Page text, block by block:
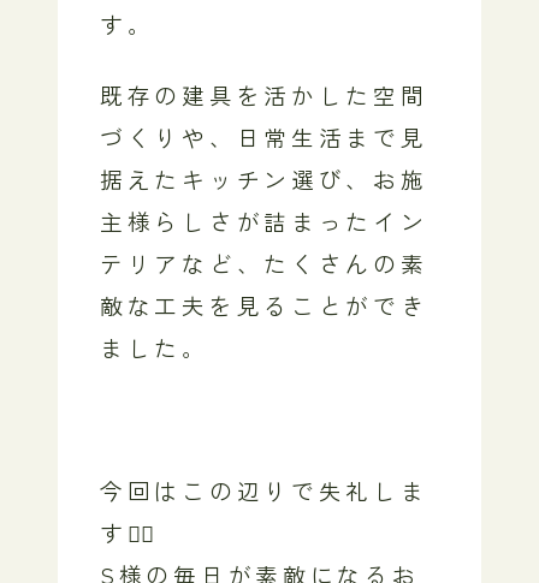
す。
既存の建具を活かした空間
づくりや、日常生活まで見
据えたキッチン選び、お施
主様らしさが詰まったイン
テリアなど、たくさんの素
敵な工夫を見ることができ
ました。
今回はこの辺りで失礼しま
す🙇‍♀️
S様の毎日が素敵になるお